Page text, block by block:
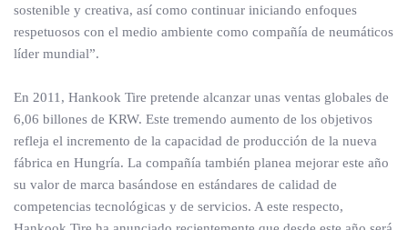
sostenible y creativa, así como continuar iniciando enfoques
respetuosos con el medio ambiente como compañía de neumáticos
líder mundial”.
En 2011, Hankook Tire pretende alcanzar unas ventas globales de
6,06 billones de KRW. Este tremendo aumento de los objetivos
refleja el incremento de la capacidad de producción de la nueva
fábrica en Hungría. La compañía también planea mejorar este año
su valor de marca basándose en estándares de calidad de
competencias tecnológicas y de servicios. A este respecto,